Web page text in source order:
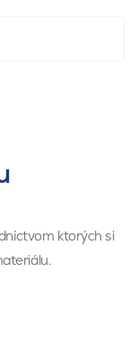
ktorých si